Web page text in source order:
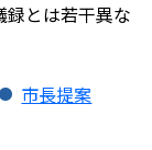
録とは若干異な
市長提案